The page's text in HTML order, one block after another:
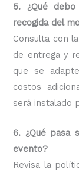
5. ¿Qué
recogida del
Consulta con
de entrega y
que se
costos
será instalado
6. ¿Qué pasa
evento?
Revisa la